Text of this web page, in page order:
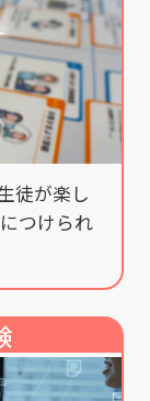
徒が楽し
つけられ